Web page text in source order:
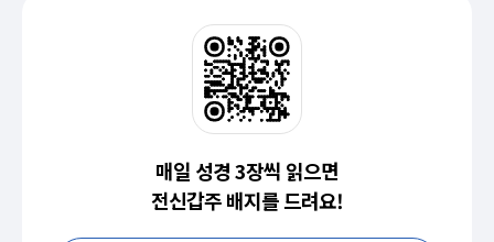
매일 성경 3장씩 읽으면
전신갑주 배지를 드려요!